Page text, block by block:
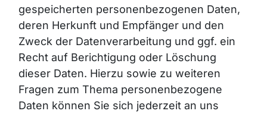
gespeicherten personenbezogenen Daten,
deren Herkunft und Empfänger und den
Zweck der Datenverarbeitung und ggf. ein
Recht auf Berichtigung oder Löschung
dieser Daten. Hierzu sowie zu weiteren
Fragen zum Thema personenbezogene
Daten können Sie sich jederzeit an uns